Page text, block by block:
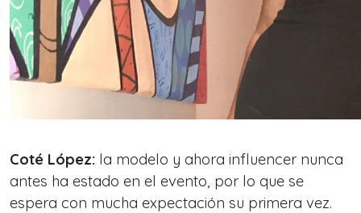
Coté López: la modelo y ahora influencer nunca
antes ha estado en el evento, por lo que se
espera con mucha expectación su primera vez.